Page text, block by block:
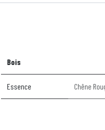
Bois
Essence Chêne